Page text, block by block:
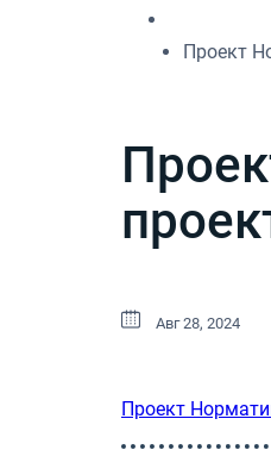
Проект
Авг 28, 2024
Проект